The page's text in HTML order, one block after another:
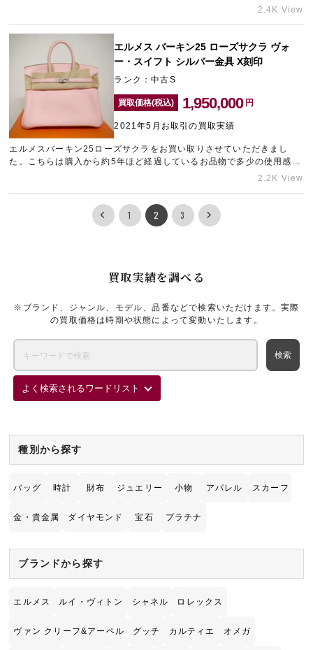
買取実績を調べる
※ブランド、ジャンル、モデル、品番などで検索いただけます。実際
の買取価格は時期や状態によって変動いたします。
よく検索されるワードリスト
種別から探す
バッグ 時計 財布 ジュエリー 小物 アパレル スカーフ
金・貴金属 ダイヤモンド 宝石 プラチナ
ブランドから探す
エルメス ルイ・ヴィトン シャネル ロレックス
ヴァン クリーフ&アーペル グッチ カルティエ オメガ
いブラックはエルメスのバッグの中でも人気カラーです！大人気のサ
2.4K View
エルメス バーキン25 ローズサクラ ヴォ
ー・スイフト シルバー金具 X刻印
ランク：中古S
買取価格(税込) 1,950,000 円
2021年5月お取引の買取実績
エルメスバーキン25ローズサクラをお買い取りさせていただきまし
た。こちらは購入から約5年ほど経過しているお品物で多少の使用感は
ありましたが、流通量も少ない珍しいお品物でしたので今回高価買取
2.2K View
1 2 3